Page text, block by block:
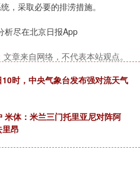
，采取必要的排涝措施。
析尽在北京日报App
章来自网络，不代表本站观点。
时，中央气象台发布强对流天气
米体：米兰三门托里亚尼对阵阿
昂